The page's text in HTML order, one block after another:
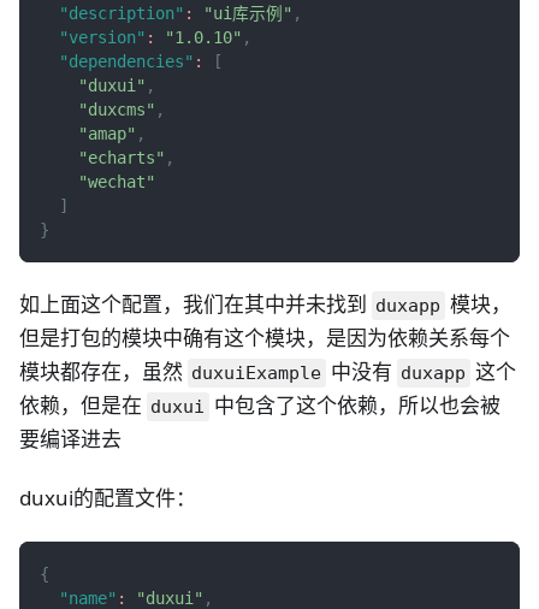
"description" : "ui库示例" ,
"version" : "1.0.10" ,
"dependencies" :
[
"duxui" ,
"duxcms" ,
"amap" ,
"echarts" ,
"wechat"
]
}
如上面这个配置，我们在其中并未找到 duxapp 模块，
但是打包的模块中确有这个模块，是因为依赖关系每个
模块都存在，虽然 duxuiExample 中没有 duxapp 这个
依赖，但是在 duxui 中包含了这个依赖，所以也会被
要编译进去
duxui的配置文件：
{
"name" : "duxui" ,